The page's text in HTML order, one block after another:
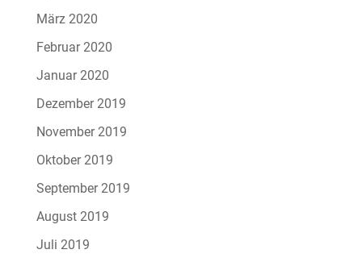
März 2020
Februar 2020
Januar 2020
Dezember 2019
November 2019
Oktober 2019
September 2019
August 2019
Juli 2019